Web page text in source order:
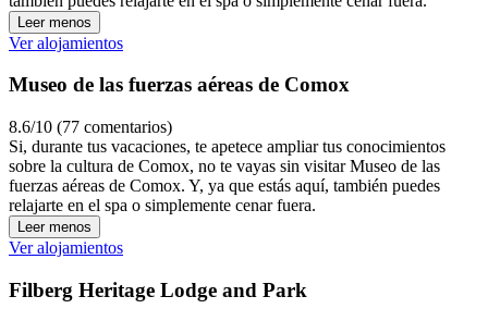
Leer menos
Ver alojamientos
Museo de las fuerzas aéreas de Comox
8.6/10 (77 comentarios)
Si, durante tus vacaciones, te apetece ampliar tus conocimientos
sobre la cultura de Comox, no te vayas sin visitar Museo de las
fuerzas aéreas de Comox. Y, ya que estás aquí, también puedes
relajarte en el spa o simplemente cenar fuera.
Leer menos
Ver alojamientos
Filberg Heritage Lodge and Park